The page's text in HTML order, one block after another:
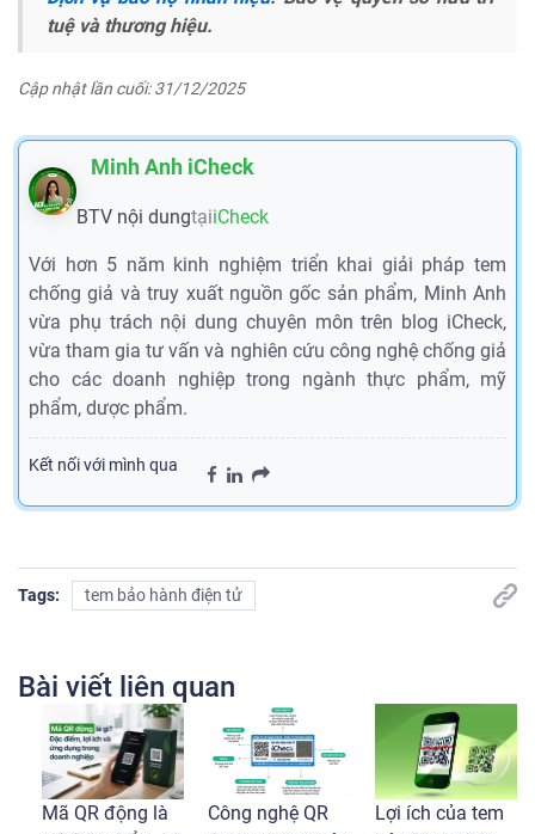
tuệ và thương hiệu.
Cập nhật lần cuối: 31/12/2025
Minh Anh iCheck
BTV nội dungtạiiCheck
Với hơn 5 năm kinh nghiệm triển khai giải pháp tem
chống giả và truy xuất nguồn gốc sản phẩm, Minh Anh
vừa phụ trách nội dung chuyên môn trên blog iCheck,
vừa tham gia tư vấn và nghiên cứu công nghệ chống giả
cho các doanh nghiệp trong ngành thực phẩm, mỹ
phẩm, dược phẩm.
Kết nối với mình qua
Tags: tem bảo hành điện tử
Bài viết liên quan
Mã QR động là
Công nghệ QR
Lợi ích của tem